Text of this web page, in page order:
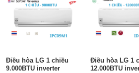
Điều hòa LG 1 chiều
9.000BTU inverter
Điều hòa LG 1
12.000BTU